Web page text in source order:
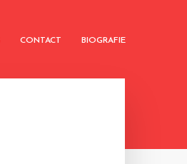
CONTACT BIOGRAFIE